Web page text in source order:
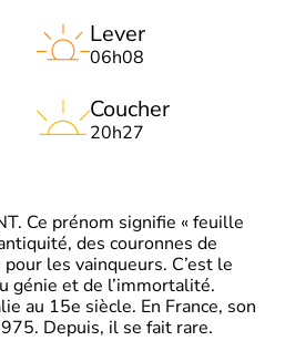
Lever
06h08
Coucher
20h27
Ce prénom signifie « feuille
des couronnes de
les vainqueurs. C’est le
génie et de l’immortalité.
au 15e siècle. En France, son
Depuis, il se fait rare.